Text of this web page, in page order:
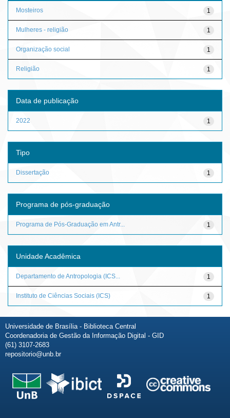
1
Mosteiros
1
Mulheres - religião
1
Organização social
1
Religião
Data de publicação
1
2022
Tipo
1
Dissertação
Programa de pós-graduação
1
Programa de Pós-Graduação em Antr...
Unidade Acadêmica
1
Departamento de Antropologia (ICS...
1
Instituto de Ciências Sociais (ICS)
Universidade de Brasília - Biblioteca Central
Coordenadoria de Gestão da Informação Digital - GID
(61) 3107-2683
repositorio@unb.br